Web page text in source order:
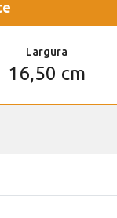
Largura
16,50 cm